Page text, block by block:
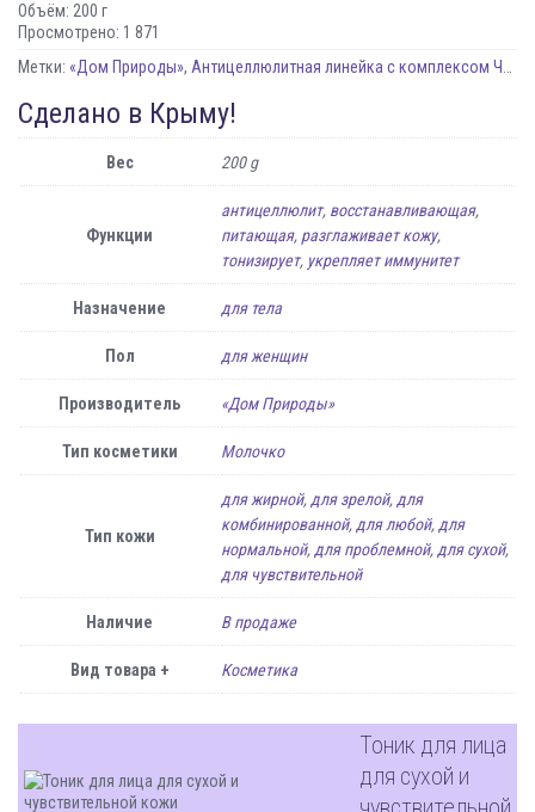
Объём: 200 г
Просмотрено: 1 871
Метки: «Дом Природы», Антицеллюлитная линейка с комплексом Черноморских водорослей
Сделано в Крыму!
Вес 200 g
Функции
антицеллюлит, восстанавливающая,
питающая, разглаживает кожу,
тонизирует, укрепляет иммунитет
Назначение для тела
Пол для женщин
Производитель «Дом Природы»
Тип косметики Молочко
Тип кожи
для жирной, для зрелой, для
комбинированной, для любой, для
нормальной, для проблемной, для сухой,
для чувствительной
Наличие В продаже
Вид товара + Косметика
Тоник для лица
для сухой и